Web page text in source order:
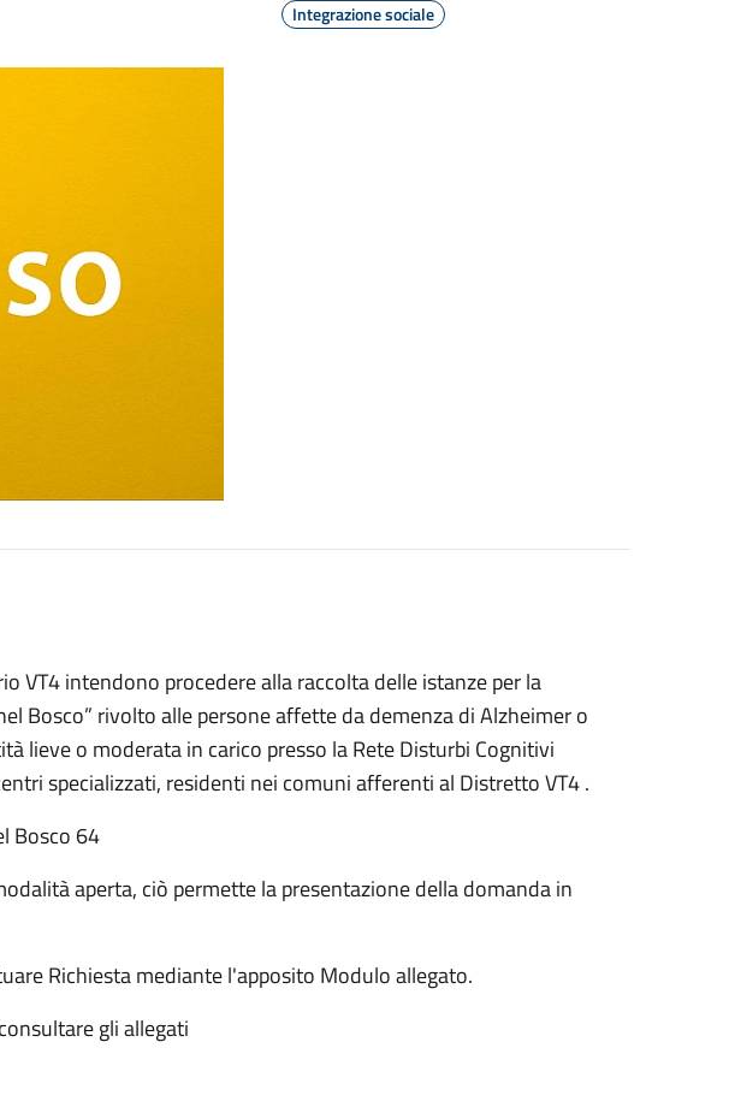
Integrazione sociale
VT4 intendono procedere alla raccolta delle istanze per la
Bosco” rivolto alle persone affette da demenza di Alzheimer o
lieve o moderata in carico presso la Rete Disturbi Cognitivi
specializzati, residenti nei comuni afferenti al Distretto VT4 .
Bosco 64
aperta, ciò permette la presentazione della domanda in
Richiesta mediante l'apposito Modulo allegato.
gli allegati